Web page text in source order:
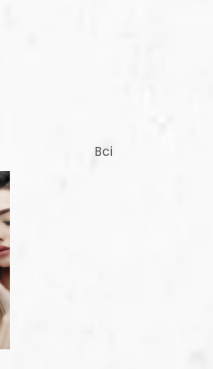
Bci